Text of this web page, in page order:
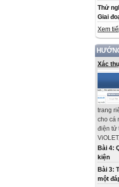
Thử
Giai
Xem
Xác
trang
cho cá
điện tử
Bài 4:
kiện
Bài 3:
một